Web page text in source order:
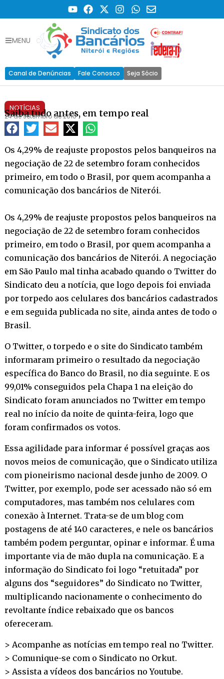
MENU
Canal de Denúncias Fale Conosco Seja Sócio
NOTÍCIAS
Saiba tudo antes, em tempo real
24 de setembro de 2010
Os 4,29% de reajuste propostos pelos banqueiros na
negociação de 22 de setembro foram conhecidos
primeiro, em todo o Brasil, por quem acompanha a
comunicação dos bancários de Niterói.
Os 4,29% de reajuste propostos pelos banqueiros na
negociação de 22 de setembro foram conhecidos
primeiro, em todo o Brasil, por quem acompanha a
comunicação dos bancários de Niterói. A negociação
em São Paulo mal tinha acabado quando o Twitter do
Sindicato deu a notícia, que logo depois foi enviada
por torpedo aos celulares dos bancários cadastrados
e em seguida publicada no site, ainda antes de todo o
Brasil.
O Twitter, o torpedo e o site do Sindicato também
informaram primeiro o resultado da negociação
específica do Banco do Brasil, no dia seguinte. E os
99,01% conseguidos pela Chapa 1 na eleição do
Sindicato foram anunciados no Twitter em tempo
real no início da noite de quinta-feira, logo que
foram confirmados os votos.
Essa agilidade para informar é possível graças aos
novos meios de comunicação, que o Sindicato utiliza
com pioneirismo nacional desde junho de 2009. O
Twitter, por exemplo, pode ser acessado não só em
computadores, mas também nos celulares com
conexão à Internet. Trata-se de um blog com
postagens de até 140 caracteres, e nele os bancários
também podem perguntar, opinar e informar. É uma
importante via de mão dupla na comunicação. E a
informação do Sindicato foi logo “retuitada” por
alguns dos “seguidores” do Sindicato no Twitter,
multiplicando nacionamente o conhecimento do
revoltante índice rebaixado que os bancos
ofereceram.
> Acompanhe as notícias em tempo real no Twitter.
> Comunique-se com o Sindicato no Orkut.
> Assista a vídeos dos bancários noYoutube.